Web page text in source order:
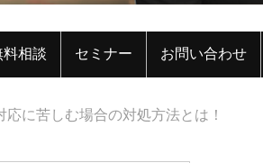
料相談 セミナー お問い合わせ
応に苦しむ場合の対処方法とは！